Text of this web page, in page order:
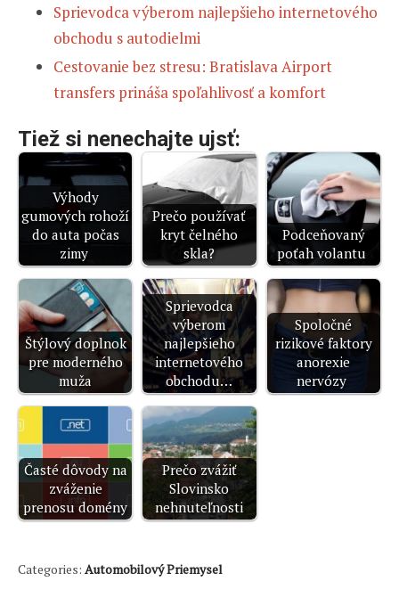
Sprievodca výberom najlepšieho internetového
obchodu s autodielmi
Cestovanie bez stresu: Bratislava Airport
transfers prináša spoľahlivosť a komfort
Tiež si nenechajte ujsť:
Výhody
gumových rohoží
do auta počas
zimy
Prečo používať
kryt čelného
skla?
Podceňovaný
poťah volantu
Štýlový doplnok
pre moderného
muža
Sprievodca
výberom
najlepšieho
internetového
obchodu…
Spoločné
rizikové faktory
anorexie
nervózy
Časté dôvody na
zváženie
prenosu domény
Prečo zvážiť
Slovinsko
nehnuteľnosti
Categories: Automobilový Priemysel